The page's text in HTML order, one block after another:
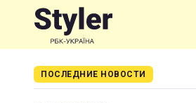
ПОСЛЕДНИЕ НОВОСТИ